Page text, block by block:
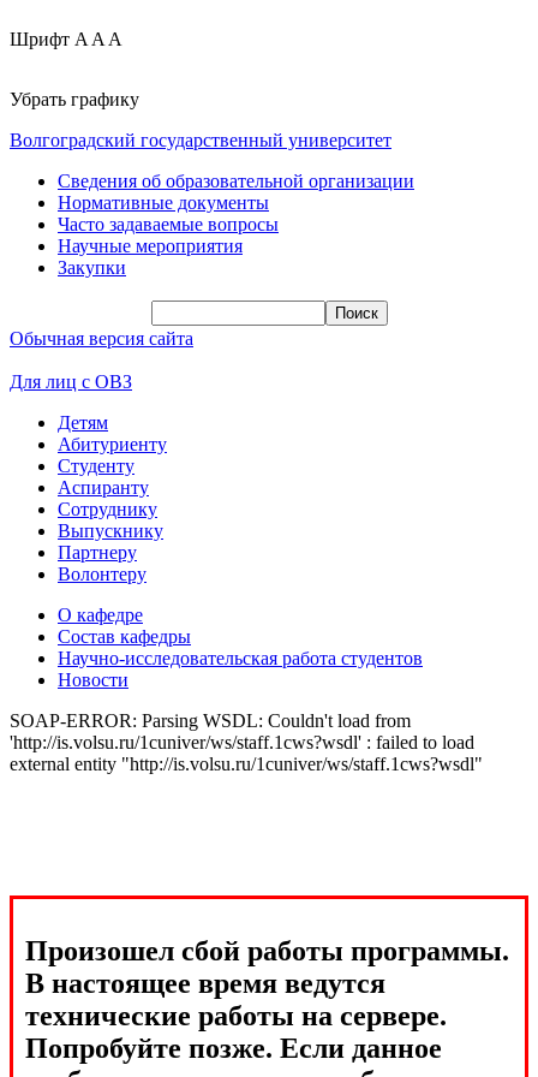
Шрифт A A A
Убрать графику
Волгоградский государственный университет
Сведения об образовательной организации
Нормативные документы
Часто задаваемые вопросы
Научные мероприятия
Закупки
Обычная версия сайта
Для лиц с ОВЗ
Детям
Абитуриенту
Студенту
Аспиранту
Сотруднику
Выпускнику
Партнеру
Волонтеру
О кафедре
Состав кафедры
Научно-исследовательская работа студентов
Новости
SOAP-ERROR: Parsing WSDL: Couldn't load from
'http://is.volsu.ru/1cuniver/ws/staff.1cws?wsdl' : failed to load
external entity "http://is.volsu.ru/1cuniver/ws/staff.1cws?wsdl"
Произошел сбой работы программы.
В настоящее время ведутся
технические работы на сервере.
Попробуйте позже. Если данное